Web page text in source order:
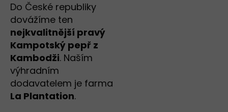
Do České republiky
dovážíme ten
nejkvalitnější pravý
Kampotský pepř z
Kambodži. Naším
výhradním
dodavatelem je farma
La Plantation.